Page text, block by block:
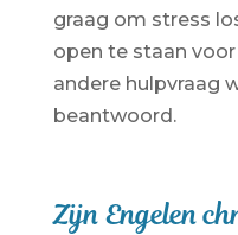
graag om stress
open te staan
andere hulpvraag
beantwoord.
Zijn Engelen